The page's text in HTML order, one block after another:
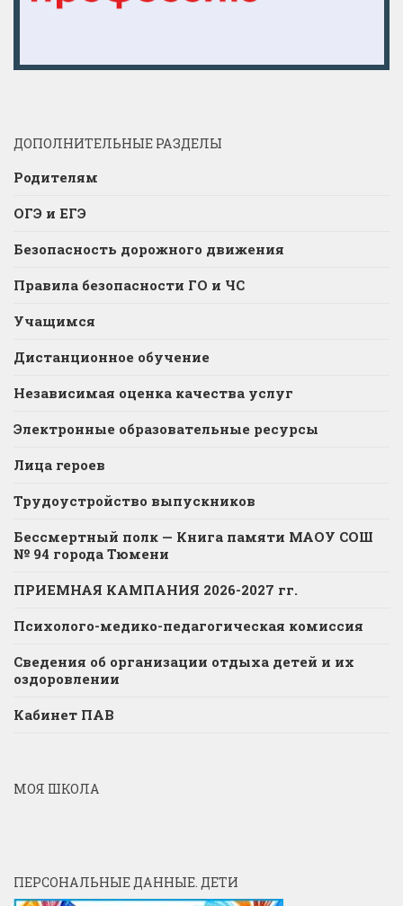
ДОПОЛНИТЕЛЬНЫЕ РАЗДЕЛЫ
Родителям
ОГЭ и ЕГЭ
Безопасность дорожного движения
Правила безопасности ГО и ЧС
Учащимся
Дистанционное обучение
Независимая оценка качества услуг
Электронные образовательные ресурсы
Лица героев
Трудоустройство выпускников
Бессмертный полк — Книга памяти МАОУ СОШ
№ 94 города Тюмени
ПРИЕМНАЯ КАМПАНИЯ 2026-2027 гг.
Психолого-медико-педагогическая комиссия
Сведения об организации отдыха детей и их
оздоровлении
Кабинет ПАВ
МОЯ ШКОЛА
ПЕРСОНАЛЬНЫЕ ДАННЫЕ. ДЕТИ